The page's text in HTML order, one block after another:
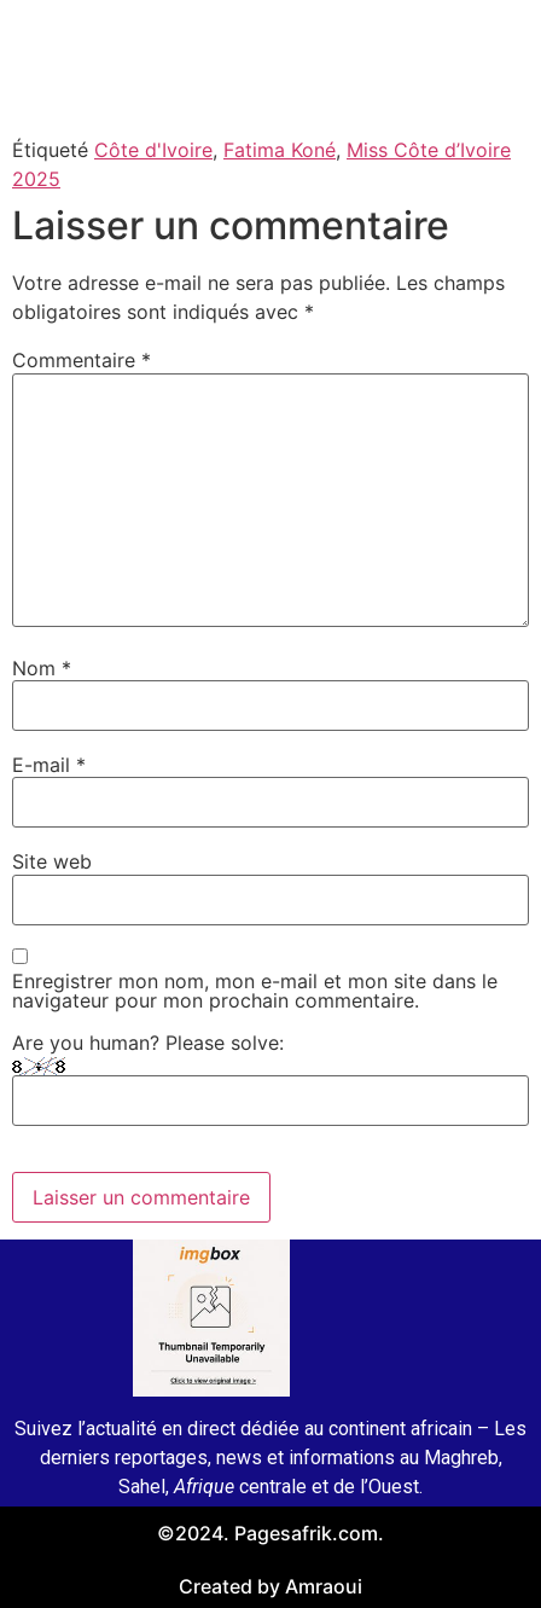
Étiqueté Côte d'Ivoire, Fatima Koné, Miss Côte d’Ivoire
2025
Laisser un commentaire
Votre adresse e-mail ne sera pas publiée. Les champs
obligatoires sont indiqués avec *
Commentaire *
Nom *
E-mail *
Site web
Enregistrer mon nom, mon e-mail et mon site dans le
navigateur pour mon prochain commentaire.
Are you human? Please solve:
Suivez l’actualité en direct dédiée au continent africain – Les
derniers reportages, news et informations au Maghreb,
Sahel,Afrique centrale et de l’Ouest.
©2024. Pagesafrik.com.
Created by Amraoui